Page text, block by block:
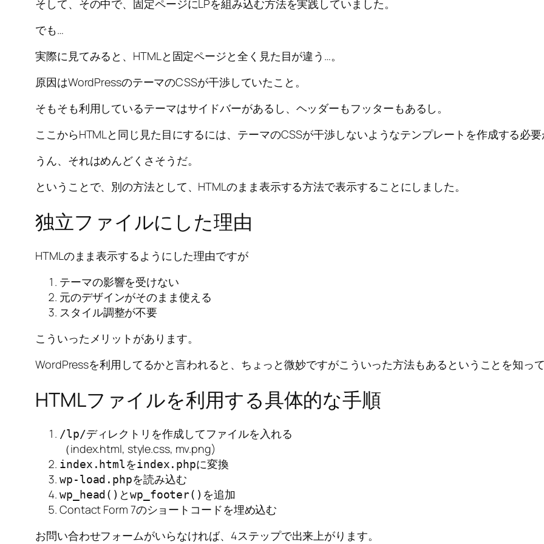
そして、その中で、固定ページにLPを組み込む方法を実践していました。
でも…
実際に見てみると、HTMLと固定ページと全く見た目が違う…。
原因はWordPressのテーマのCSSが干渉していたこと。
そもそも利用しているテーマはサイドバーがあるし、ヘッダーもフッターもあるし。
ここからHTMLと同じ見た目にするには、テーマのCSSが干渉しないようなテンプレートを作成する必要
うん、それはめんどくさそうだ。
ということで、別の方法として、HTMLのまま表示する方法で表示することにしました。
独立ファイルにした理由
HTMLのまま表示するようにした理由ですが
テーマの影響を受けない
元のデザインがそのまま使える
スタイル調整が不要
こういったメリットがあります。
WordPressを利用してるかと言われると、ちょっと微妙ですがこういった方法もあるということを知っ
HTMLファイルを利用する具体的な手順
/lp/ディレクトリを作成してファイルを入れる
（index.html, style.css, mv.png)
index.htmlをindex.phpに変換
wp-load.phpを読み込む
wp_head() とwp_footer() を追加
Contact Form 7のショートコードを埋め込む
お問い合わせフォームがいらなければ、4ステップで出来上がります。